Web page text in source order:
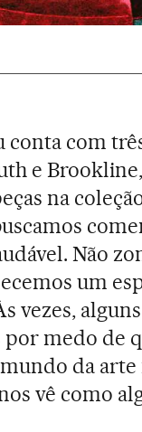
conta com
e
na
Não
um
vezes,
medo de
da arte
vê como